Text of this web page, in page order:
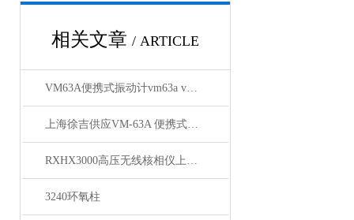
相关文章 / ARTICLE
VM63A便携式振动计vm63a vm63a测振仪厂商批发
上海徐吉供应VM-63A 便携式测振仪日本理音品牌
RXHX3000高压无线核相仪上海徐吉电气
3240环氧柱